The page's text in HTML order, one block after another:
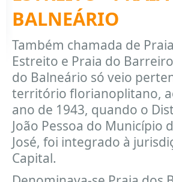
BALNEÁRIO
Também chamada de
Estreito e Praia do
do Balneário só veio
território florianoplitano,
ano de 1943, quando o
João Pessoa do Município
José, foi integrado à
Capital.